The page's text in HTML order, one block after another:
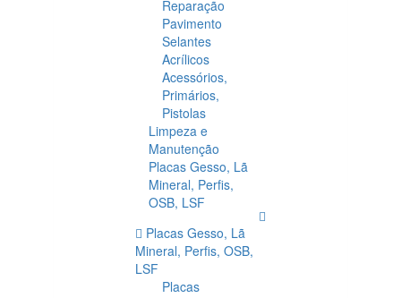
Reparação
Pavimento
Selantes
Acrílicos
Acessórios,
Primários,
Pistolas
Limpeza e
Manutenção
Placas Gesso, Lã
Mineral, Perfis,
OSB, LSF
Placas Gesso, Lã
Mineral, Perfis, OSB,
LSF
Placas